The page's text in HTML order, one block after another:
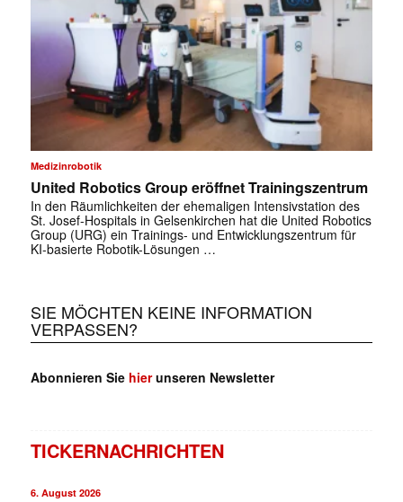
Medizinrobotik
United Robotics Group eröffnet Trainingszentrum
In den Räumlichkeiten der ehemaligen Intensivstation des
St. Josef-Hospitals in Gelsenkirchen hat die United Robotics
Group (URG) ein Trainings- und Entwicklungszentrum für
KI-basierte Robotik-Lösungen …
SIE MÖCHTEN KEINE INFORMATION
VERPASSEN?
Abonnieren Sie hierunseren Newsletter
TICKERNACHRICHTEN
6. August 2026